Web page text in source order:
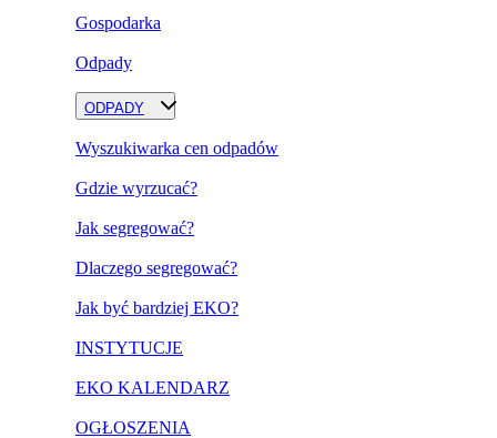
Gospodarka
Odpady
ODPADY
Wyszukiwarka cen odpadów
Gdzie wyrzucać?
Jak segregować?
Dlaczego segregować?
Jak być bardziej EKO?
INSTYTUCJE
EKO KALENDARZ
OGŁOSZENIA